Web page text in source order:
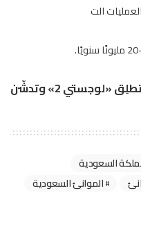
الت
وزارة النقل السعودية تطلِق «لوجستي 2» وتدشّن
السعودية
الموانئ السعودية